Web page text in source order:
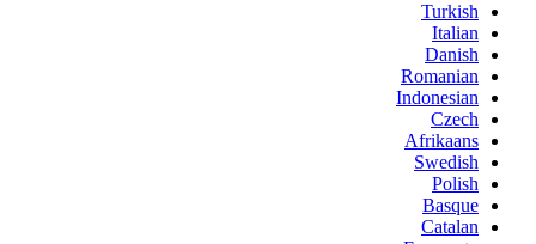
Turkish
Italian
Danish
Romanian
Indonesian
Czech
Afrikaans
Swedish
Polish
Basque
Catalan